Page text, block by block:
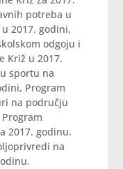
potreba u
2017. godini,
odgoju i
Križ u 2017.
sportu na
Program
na području
2017. godinu.
na